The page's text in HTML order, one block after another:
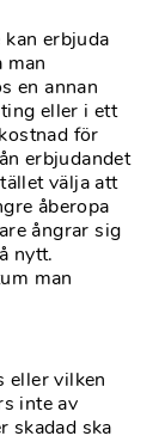
erbjuda
man
en annan
eller i ett
för
erbjudandet
välja att
åberopa
ångrar sig
nytt.
man
eller vilken
inte av
skadad ska